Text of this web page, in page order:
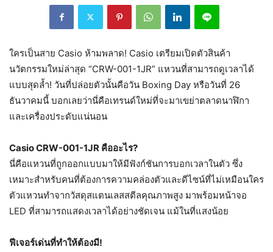
ใครเป็นสาย Casio ห้ามพลาด! Casio เตรียมเปิดตัวสินค้า
นวัตกรรมใหม่ล่าสุด “CRW-001-1JR” แหวนที่สามารถดูเวลาได้
แบบสุดล้ำ! วันที่ปล่อยตัวนั้นคือวัน Boxing Day หรือวันที่ 26
ธันวาคมนี้ บอกเลยว่านี่คือเทรนด์ใหม่ที่จะมาเขย่าตลาดนาฬิกา
และเครื่องประดับแน่นอน
Casio CRW-001-1JR คืออะไร?
นี่คือแหวนที่ถูกออกแบบมาให้มีฟังก์ชันการบอกเวลาในตัว ซึ่ง
เหมาะสำหรับคนที่ต้องการความคล่องตัวและดีไซน์ที่ไม่เหมือนใคร
ตัวแหวนทำจากวัสดุสแตนเลสสตีลคุณภาพสูง มาพร้อมหน้าจอ
LED ที่สามารถแสดงเวลาได้อย่างชัดเจน แม้ในที่แสงน้อย
ฟีเจอร์เด่นที่ทำให้ต้องมี!